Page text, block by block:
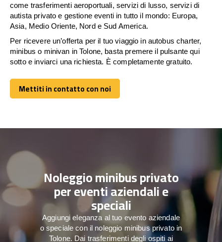
come trasferimenti aeroportuali, servizi di lusso, servizi di
autista privato e gestione eventi in tutto il mondo: Europa,
Asia, Medio Oriente, Nord e Sud America.
Per ricevere un’offerta per il tuo viaggio in autobus charter,
minibus o minivan in Tolone, basta premere il pulsante qui
sotto e inviarci una richiesta. È completamente gratuito.
Mettiti in contatto con noi
Mettiti in contatto con noi
Noleggio minibus privato
per eventi aziendali e
speciali
Aggiungi eleganza al tuo evento aziendale
o speciale con il noleggio minibus privato in
Tolone. Dai trasferimenti degli ospiti ai